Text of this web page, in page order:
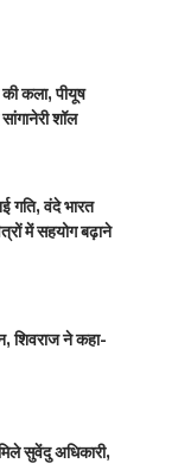
कला, पीयूष
शॉल
गति, वंदे भारत
में सहयोग बढ़ाने
शिवराज ने कहा-
सुवेंदु अधिकारी,